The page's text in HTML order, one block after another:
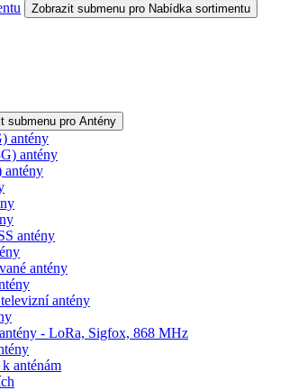
Zobrazit submenu pro Nabídka sortimentu
submenu pro Antény
antény
antény
antény
antény
antény
antény
- LoRa, Sigfox, 868 MHz
anténám